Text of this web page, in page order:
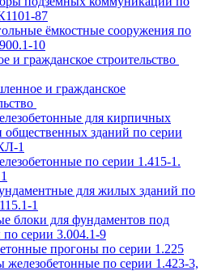
87
ёмкостные сооружения по
10
гражданское строительство
и гражданское
для кирпичных
зданий по серии
1
по серии 1.415-1.
для жилых зданий по
1
блоки для фундаментов под
серии 3.004.1-9
прогоны по серии 1.225
железобетонные по серии 1.423-3,